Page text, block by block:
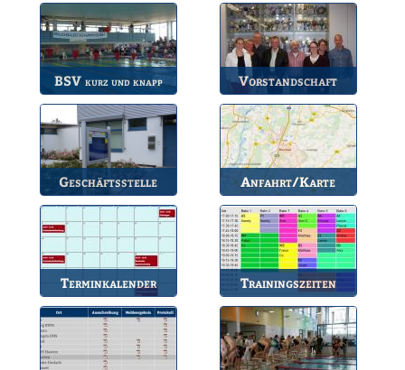
BSV kurz und knapp
Die wichtigsten Infos
zum BSV.
Vorstandschaft
Unsere amtierende
Vorstandschaft.
Geschäftsstelle
Anlaufstelle für alle
Anfahrt/Karte
So können Sie uns
erreichen.
Terminkalender
Die Termine des BSV.
Trainingszeiten
Bahnbelegungen der
Gruppen.